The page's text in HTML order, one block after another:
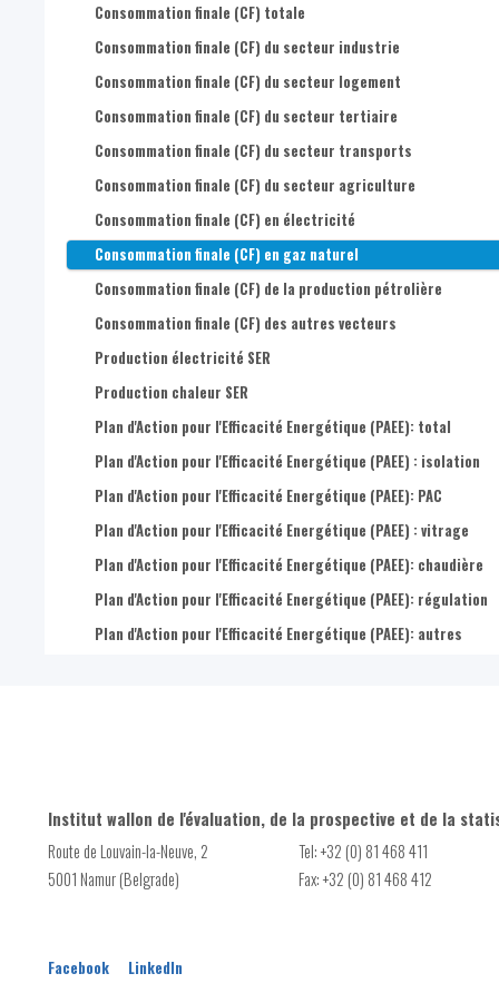
Consommation finale (CF) totale
Consommation finale (CF) du secteur industrie
Consommation finale (CF) du secteur logement
Consommation finale (CF) du secteur tertiaire
Consommation finale (CF) du secteur transports
Consommation finale (CF) du secteur agriculture
Consommation finale (CF) en électricité
Consommation finale (CF) en gaz naturel
Consommation finale (CF) de la production pétrolière
Consommation finale (CF) des autres vecteurs
Production électricité SER
Production chaleur SER
Plan d'Action pour l'Efficacité Energétique (PAEE): total
Plan d'Action pour l'Efficacité Energétique (PAEE) : isolation
Plan d'Action pour l'Efficacité Energétique (PAEE): PAC
Plan d'Action pour l'Efficacité Energétique (PAEE) : vitrage
Plan d'Action pour l'Efficacité Energétique (PAEE): chaudière
Plan d'Action pour l'Efficacité Energétique (PAEE): régulation
Plan d'Action pour l'Efficacité Energétique (PAEE): autres
Institut wallon de l'évaluation, de la prospective et de la
Route de Louvain-la-Neuve, 2
5001 Namur (Belgrade)
Tel: +32 (0) 81 468 411
Fax: +32 (0) 81 468 412
Facebook LinkedIn